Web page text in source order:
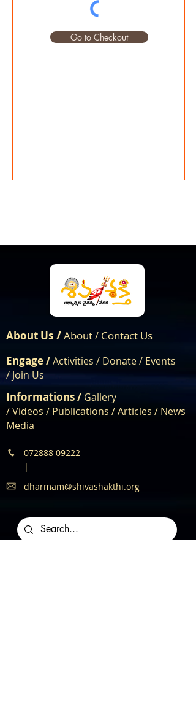
Go to Checkout
About Us /About/ Contact Us
Engage /Activities / Donate / Events
/ Join Us
Informations / Gallery
/Videos / Publications /Articles / News
Media
072888 09222
|
dharmam@shivashakthi.org